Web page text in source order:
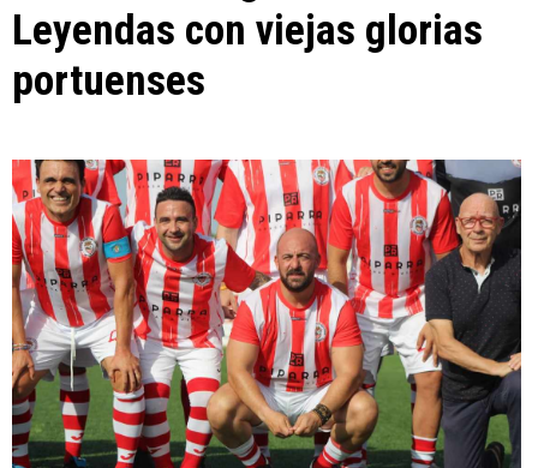
Leyendas con viejas glorias
portuenses